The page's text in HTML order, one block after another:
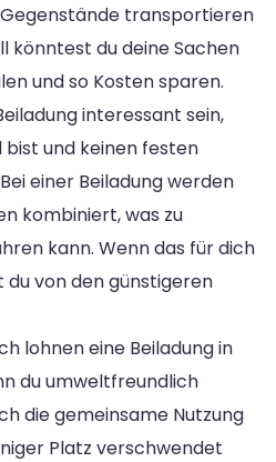
transportieren
könntest du deine Sachen
und so Kosten sparen.
interessant sein,
und keinen festen
einer Beiladung werden
kombiniert, was zu
kann. Wenn das für dich
du von den günstigeren
lohnen eine Beiladung in
du umweltfreundlich
die gemeinsame Nutzung
Platz verschwendet